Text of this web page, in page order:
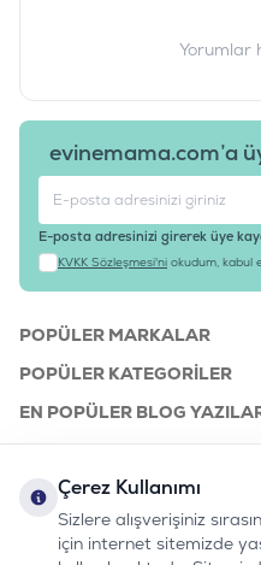
Yorumlar
evinemama.com’a
E-posta adresinizi girerek üye
KVKK Sözleşmesi'ni okudum, kabul
POPÜLER MARKALAR
POPÜLER KATEGORILER
EN POPÜLER BLOG
KURUMSAL
Çerez Kullanımı
Sizlere alışverişiniz
için internet sitemizde